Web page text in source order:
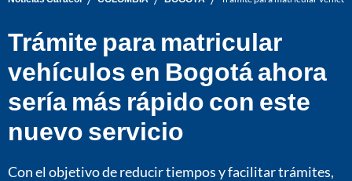
Trámite para matricular
vehículos en Bogotá ahora
sería más rápido con este
nuevo servicio
Con el objetivo de reducir tiempos y facilitar trámites,